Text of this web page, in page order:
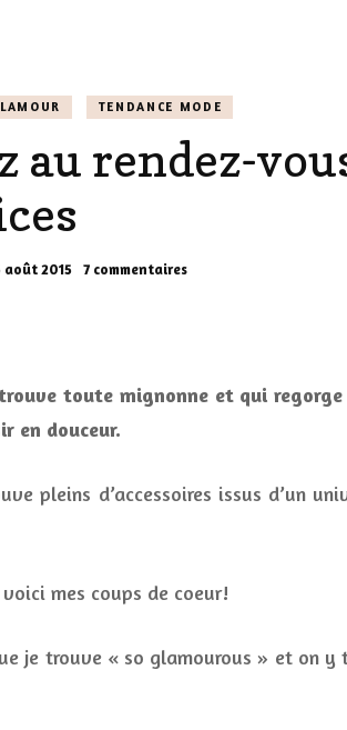
CONFIDENTIALITÉ
DÉCO
LES
VIE
TENDANCE MODE
rendez-
août 2015 7 commentairessur
au
Rue
toute mignonne et qui
en douceur.
pleins d’accessoires issus d’un
mes coups de coeur!
je trouve « so glamourous » et on